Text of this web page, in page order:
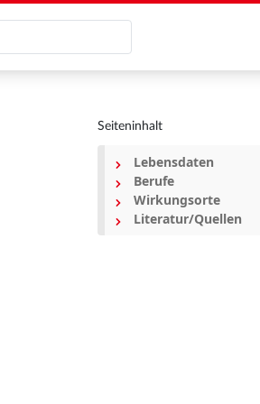
Seiteninhalt
Lebensdaten
Berufe
Wirkungsorte
Literatur/Quellen